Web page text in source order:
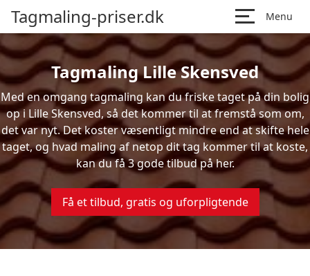
Tagmaling-priser.dk Menu
Tagmaling Lille Skensved
Med en omgang tagmaling kan du friske taget på din bolig
op i Lille Skensved, så det kommer til at fremstå som om,
det var nyt. Det koster væsentligt mindre end at skifte hele
taget, og hvad maling af netop dit tag kommer til at koste,
kan du få 3 gode tilbud på her.
Få et tilbud, gratis og uforpligtende